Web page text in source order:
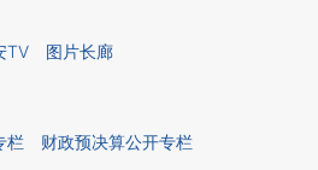
TV 图片长廊
栏
财政预决算公开专栏